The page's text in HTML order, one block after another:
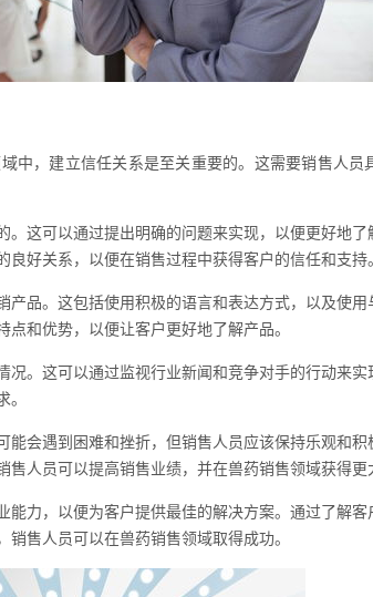
中，建立信任关系是至关重要的。这需要销售人员
这可以通过提出明确的问题来实现，以便更好地
好关系，以便在销售过程中获得客户的信任和支持。
品。这包括使用积极的语言和表达方式，以及使
和优势，以便让客户更好地了解产品。
况。这可以通过监视行业新闻和竞争对手的行动来
会遇到困难和挫折，但销售人员应该保持乐观和
人员可以提高销售业绩，并在兽药销售领域获得更
能力，以便为客户提供最佳的解决方案。通过了解
售人员可以在兽药销售领域取得成功。